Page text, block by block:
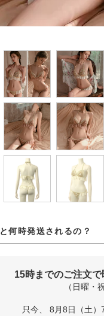
何時発送されるの？
15時までのご注文で
（日曜・
只今、 8月8日（土）